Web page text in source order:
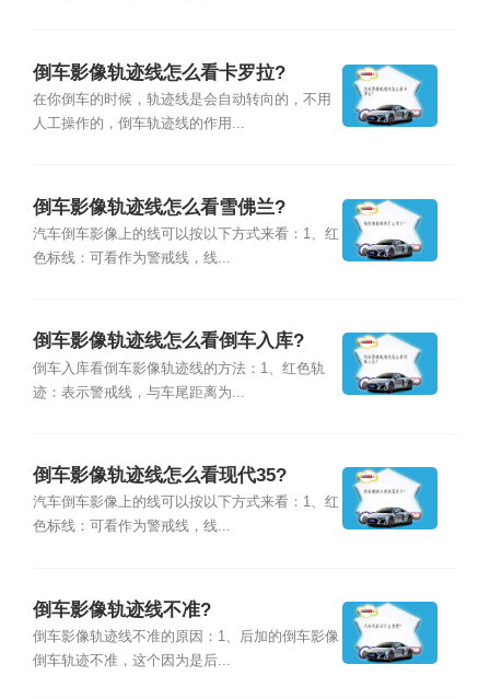
倒车影像轨迹线怎么看卡罗拉?
在你倒车的时候，轨迹线是会自动转向的，不用
人工操作的，倒车轨迹线的作用...
倒车影像轨迹线怎么看雪佛兰?
汽车倒车影像上的线可以按以下方式来看：1、红
色标线：可看作为警戒线，线...
倒车影像轨迹线怎么看倒车入库?
倒车入库看倒车影像轨迹线的方法：1、红色轨
迹：表示警戒线，与车尾距离为...
倒车影像轨迹线怎么看现代35?
汽车倒车影像上的线可以按以下方式来看：1、红
色标线：可看作为警戒线，线...
倒车影像轨迹线不准?
倒车影像轨迹线不准的原因：1、后加的倒车影像
倒车轨迹不准，这个因为是后...